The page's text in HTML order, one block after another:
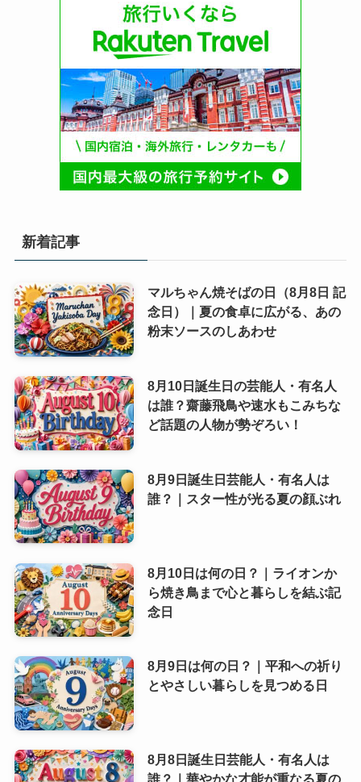
新着記事
マルちゃん焼そばの日（8月8日 記
念日）｜夏の食卓に広がる、あの
粉末ソースのしあわせ
8月10日誕生日の芸能人・有名人
は誰？齋藤飛鳥や速水もこみちな
ど話題の人物が勢ぞろい！
8月9日誕生日芸能人・有名人は
誰？｜スター性が光る夏の顔ぶれ
8月10日は何の日？｜ライオンか
ら焼き鳥まで心と暮らしを結ぶ記
念日
8月9日は何の日？｜平和への祈り
とやさしい暮らしを見つめる日
8月8日誕生日芸能人・有名人は
誰？｜華やかな才能が重なる夏の